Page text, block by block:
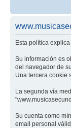
Esta política
Su información es
del navegador de
Una tercera cookie
La segunda vía
Su cuenta como
email personal